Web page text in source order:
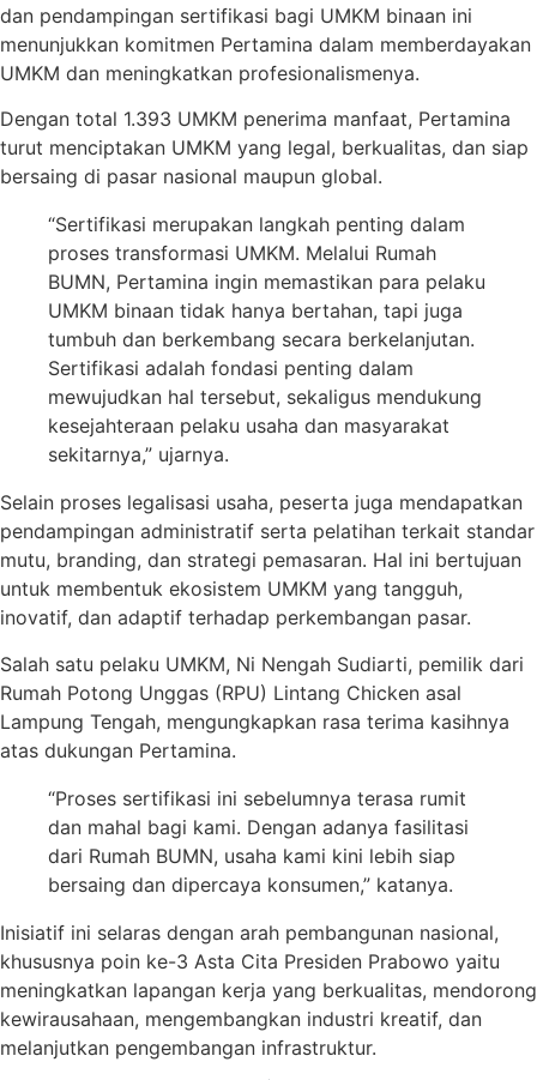
dan pendampingan sertifikasi bagi UMKM binaan ini
menunjukkan komitmen Pertamina dalam memberdayakan
UMKM dan meningkatkan profesionalismenya.
Dengan total 1.393 UMKM penerima manfaat, Pertamina
turut menciptakan UMKM yang legal, berkualitas, dan siap
bersaing di pasar nasional maupun global.
“Sertifikasi merupakan langkah penting dalam
proses transformasi UMKM. Melalui Rumah
BUMN, Pertamina ingin memastikan para pelaku
UMKM binaan tidak hanya bertahan, tapi juga
tumbuh dan berkembang secara berkelanjutan.
Sertifikasi adalah fondasi penting dalam
mewujudkan hal tersebut, sekaligus mendukung
kesejahteraan pelaku usaha dan masyarakat
sekitarnya,” ujarnya.
Selain proses legalisasi usaha, peserta juga mendapatkan
pendampingan administratif serta pelatihan terkait standar
mutu, branding, dan strategi pemasaran. Hal ini bertujuan
untuk membentuk ekosistem UMKM yang tangguh,
inovatif, dan adaptif terhadap perkembangan pasar.
Salah satu pelaku UMKM, Ni Nengah Sudiarti, pemilik dari
Rumah Potong Unggas (RPU) Lintang Chicken asal
Lampung Tengah, mengungkapkan rasa terima kasihnya
atas dukungan Pertamina.
“Proses sertifikasi ini sebelumnya terasa rumit
dan mahal bagi kami. Dengan adanya fasilitasi
dari Rumah BUMN, usaha kami kini lebih siap
bersaing dan dipercaya konsumen,” katanya.
Inisiatif ini selaras dengan arah pembangunan nasional,
khususnya poin ke-3 Asta Cita Presiden Prabowo yaitu
meningkatkan lapangan kerja yang berkualitas, mendorong
kewirausahaan, mengembangkan industri kreatif, dan
melanjutkan pengembangan infrastruktur.